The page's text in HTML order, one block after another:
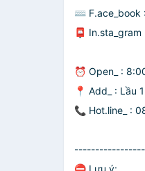
⌨️ F.ace_book
📮 In.sta_gram
⏰ Open_ :
📍 Add_ : Lầu
📞 Hot.line_ :
⛔ Lưu ý: